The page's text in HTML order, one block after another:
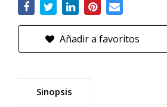
Añadir a favoritos
Sinopsis